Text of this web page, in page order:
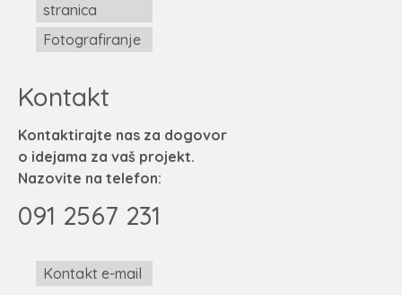
stranica
Fotografiranje
Kontakt
Kontaktirajte nas za dogovor
o idejama za vaš projekt.
Nazovite na telefon:
091 2567 231
Kontakt e-mail